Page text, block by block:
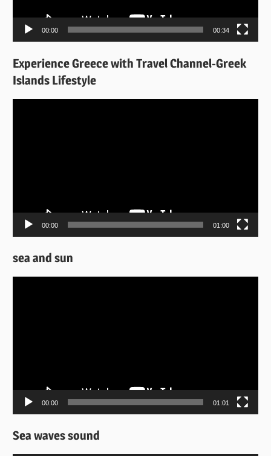
00:00 00:34
Experience Greece with Travel Channel-Greek
Islands Lifestyle
00:00 01:00
sea and sun
00:00 01:01
Sea waves sound